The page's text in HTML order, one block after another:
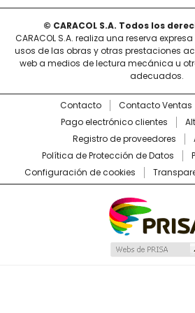
© CARACOL S.A. Todos los
CARACOL S.A. realiza una reserva
usos de las obras y otras prestaciones
web a medios de lectura mecánica u
adecuados.
Contacto Contacto Ventas
Pago electrónico clientes
Registro de proveedores
Política de Protección de Datos
Configuración de cookies